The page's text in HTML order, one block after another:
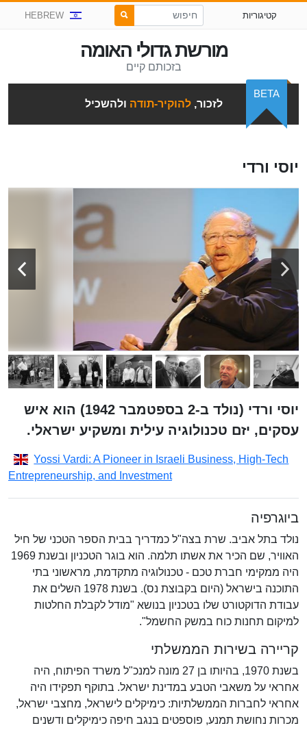
קטיגוריות HEBREW
מורשת גדולי האומה
בזכותם קיים
לזכור,להוקיר-תודה ולהשכיל
BETA
יוסי ורדי
יוסי ורדי (נולד ב-2 בספטמבר 1942) הוא איש
עסקים, יזם טכנולוגיה עילית ומשקיע ישראלי.
Yossi Vardi: A Pioneer in Israeli Business, High-Tech
Entrepreneurship, and Investment
ביוגרפיה
נולד בתל אביב. שרת בצה"ל כמדריך בבית הספר הטכני של חיל
האוויר, שם הכיר את אשתו תלמה. הוא בוגר הטכניון ובשנת 1969
היה ממקימי חברת טכם - טכנולוגיה מתקדמת, מראשוני בתי
התוכנה בישראל (היום בקבוצת נס). בשנת 1978 השלים את
עבודת הדוקטורט שלו בטכניון בנושא "מודל לקבלת החלטות
למיקום תחנות כוח במשק החשמל".
קריירה בשירות הממשלתי
בשנת 1970, בהיותו בן 27 מונה למנכ"ל משרד הפיתוח, היה
אחראי על משאבי הטבע במדינת ישראל. בתוקף תפקידו היה
אחראי לחברות הממשלתיות: כימיקלים לישראל, מחצבי ישראל,
מכרות נחושת תמנע, פוספטים בנגב חיפה כימיקלים ודשנים